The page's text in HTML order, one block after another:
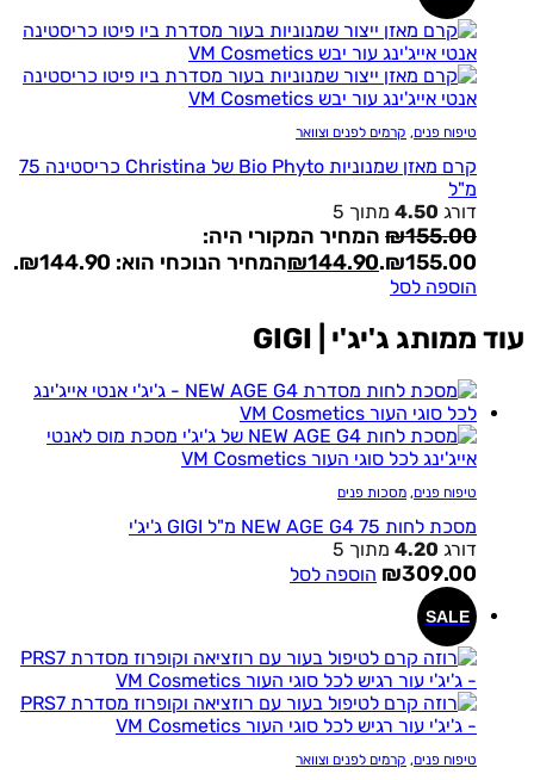
טיפוח פנים, קרמים לפנים וצוואר
קרם מאזן שמנוניות Bio Phyto של Christina כריסטינה 75
מ"ל
דורג 4.50 מתוך 5
₪155.00
המחיר המקורי היה:
₪155.00.
₪144.90 המחיר הנוכחי הוא: ₪144.90.
הוספה לסל
עוד ממותג ג'יג'י | GIGI
טיפוח פנים, מסכות פנים
מסכת לחות NEW AGE G4 75 מ"ל GIGI ג'יג'י
דורג 4.20 מתוך 5
₪309.00 הוספה לסל
SALE
טיפוח פנים, קרמים לפנים וצוואר